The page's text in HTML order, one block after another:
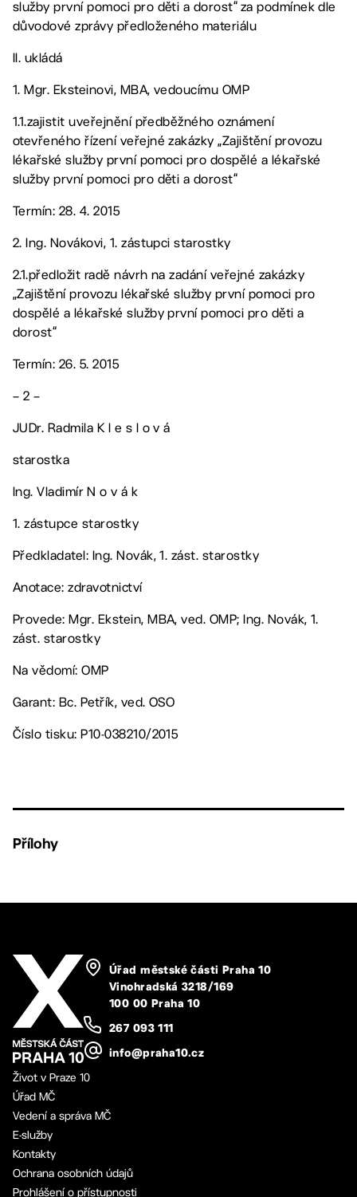
služby první pomoci pro děti a dorost“ za podmínek dle
důvodové zprávy předloženého materiálu
II. ukládá
1. Mgr. Eksteinovi, MBA, vedoucímu OMP
1.1.zajistit uveřejnění předběžného oznámení
otevřeného řízení veřejné zakázky „Zajištění provozu
lékařské služby první pomoci pro dospělé a lékařské
služby první pomoci pro děti a dorost“
Termín: 28. 4. 2015
2. Ing. Novákovi, 1. zástupci starostky
2.1.předložit radě návrh na zadání veřejné zakázky
„Zajištění provozu lékařské služby první pomoci pro
dospělé a lékařské služby první pomoci pro děti a
dorost“
Termín: 26. 5. 2015
– 2 –
JUDr. Radmila K l e s l o v á
starostka
Ing. Vladimír N o v á k
1. zástupce starostky
Předkladatel: Ing. Novák, 1. zást. starostky
Anotace: zdravotnictví
Provede: Mgr. Ekstein, MBA, ved. OMP; Ing. Novák, 1.
zást. starostky
Na vědomí: OMP
Garant: Bc. Petřík, ved. OSO
Číslo tisku: P10-038210/2015
Přílohy
Úřad městské části Praha 10
Vinohradská 3218/169
100 00 Praha 10
267 093 111
info@praha10.cz
Život v Praze 10
Úřad MČ
Vedení a správa MČ
E-služby
Kontakty
Ochrana osobních údajů
Prohlášení o přístupnosti